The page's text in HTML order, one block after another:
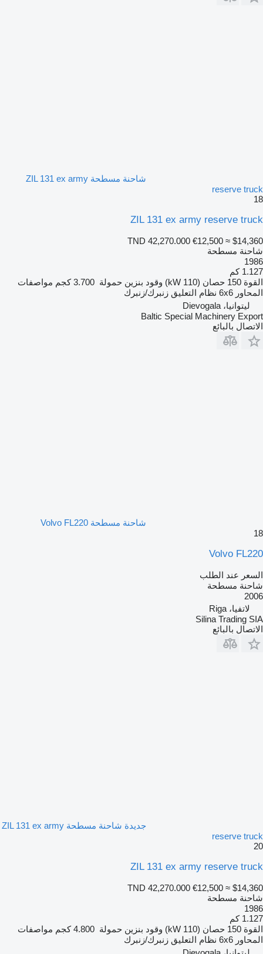
شاحنة مسطحة ZIL 131 ex army
reserve truck
18
ZIL 131 ex army reserve truck
TND 42,270.000 €12,500 ≈ $14,360
شاحنة مسطحة
1986
1.127 كم
القوة 150 حصان (110 kW) وقود بنزين حمولة 3.700 كجم
مواصفات
المحاور 6x6 نظام التعليق زنبرك/زنبرك
ليتوانيا، Dievogala
Baltic Special Machinery Export
الاتصال بالبائع
شاحنة مسطحة Volvo FL220
18
Volvo FL220
السعر عند الطلب
شاحنة مسطحة
2006
لاتفيا، Riga
Silina Trading SIA
الاتصال بالبائع
جديدة شاحنة مسطحة ZIL 131 ex army
reserve truck
20
ZIL 131 ex army reserve truck
TND 42,270.000 €12,500 ≈ $14,360
شاحنة مسطحة
1986
1.127 كم
القوة 150 حصان (110 kW) وقود بنزين حمولة 4.800 كجم
مواصفات
المحاور 6x6 نظام التعليق زنبرك/زنبرك